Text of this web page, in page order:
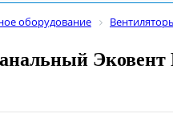
оборудование